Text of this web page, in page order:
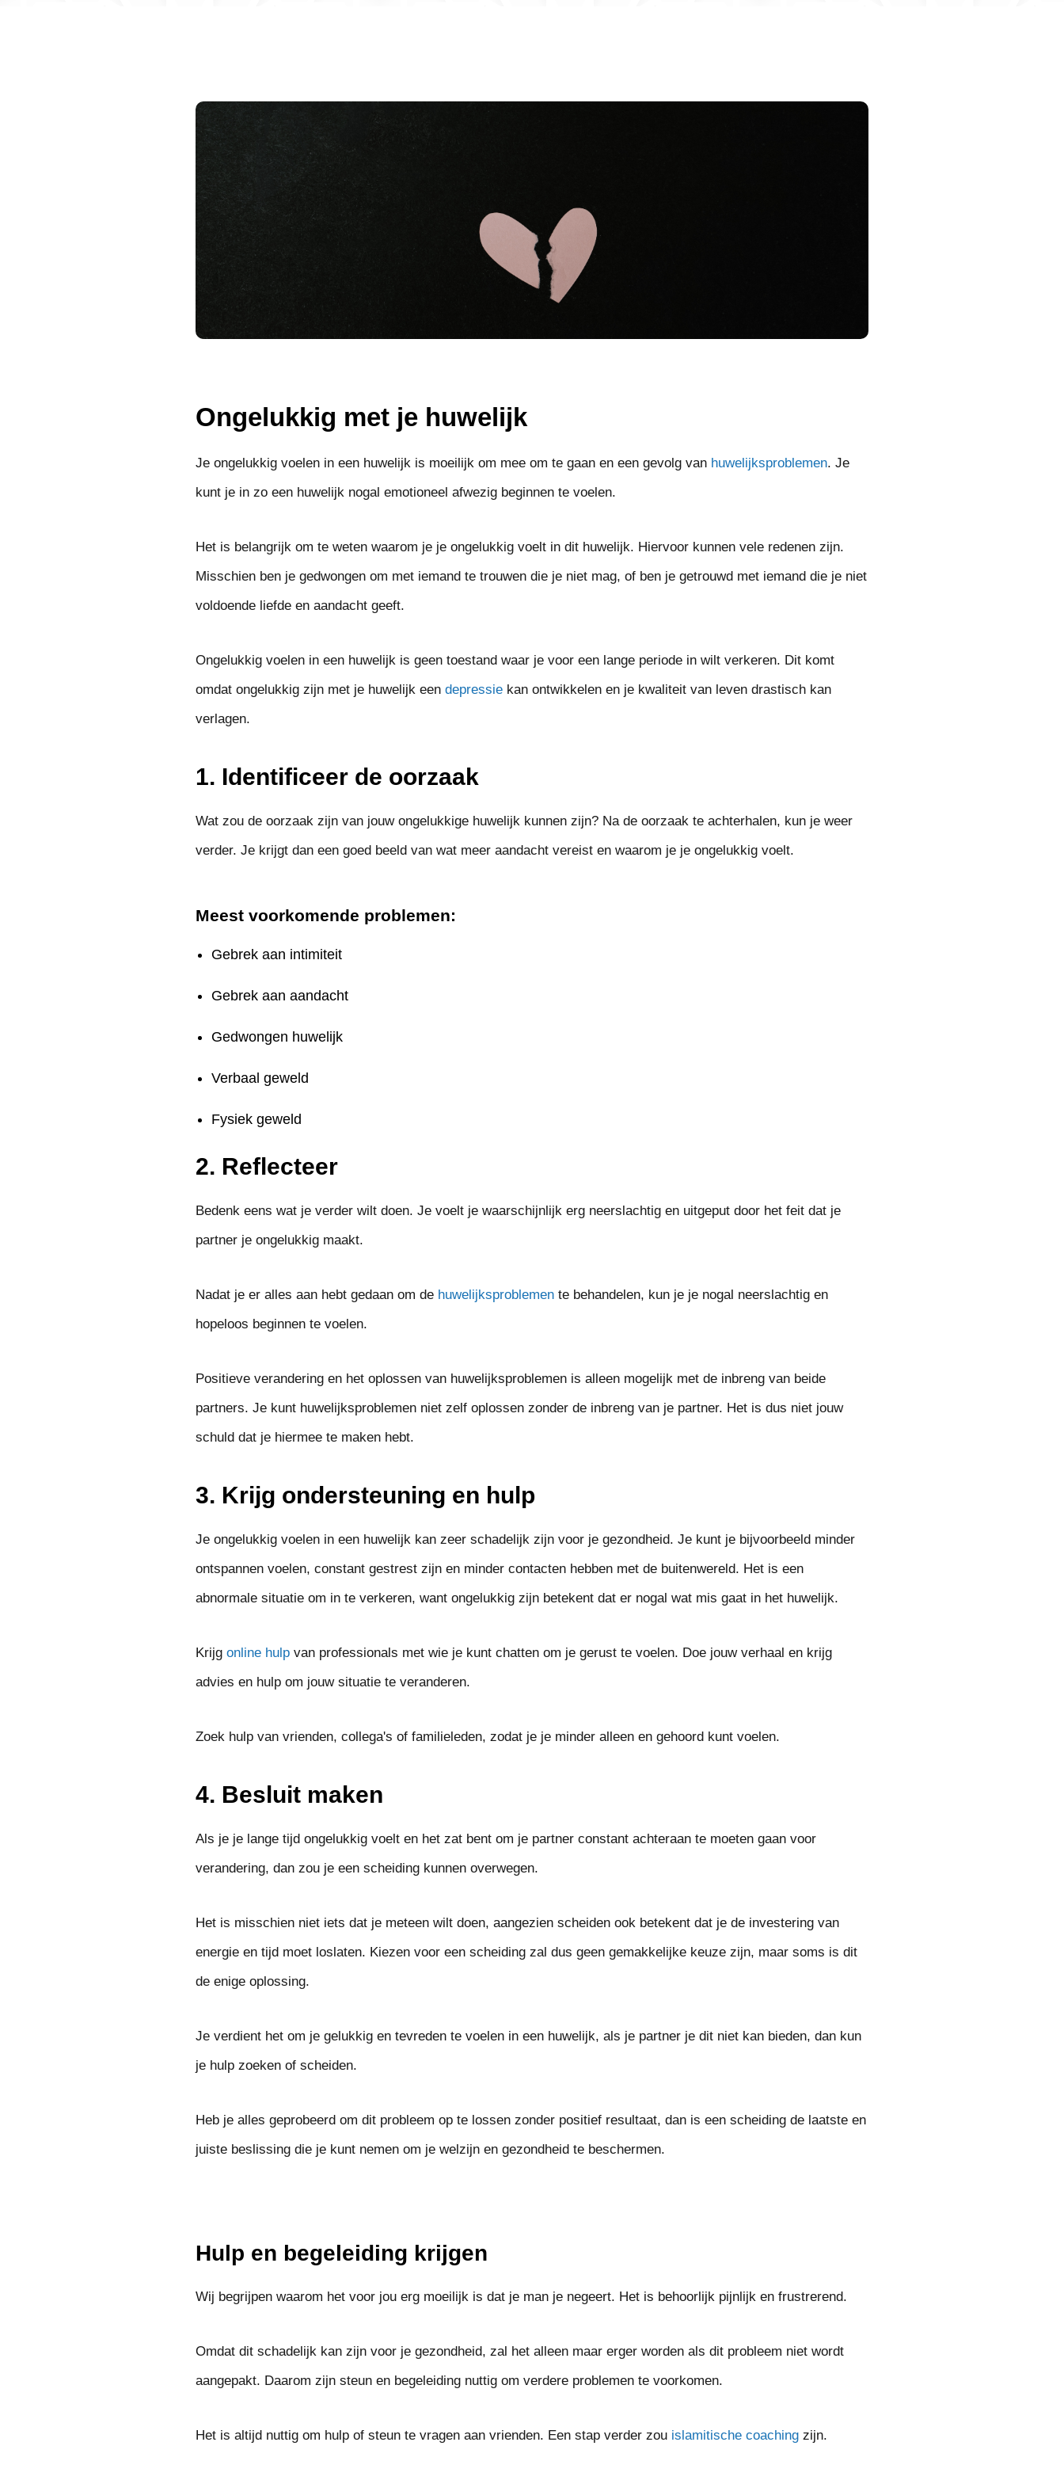
Ongelukkig met je huwelijk
Je ongelukkig voelen in een huwelijk is moeilijk om mee om te gaan en een gevolg van huwelijksproblemen. Je
kunt je in zo een huwelijk nogal emotioneel afwezig beginnen te voelen.
Het is belangrijk om te weten waarom je je ongelukkig voelt in dit huwelijk. Hiervoor kunnen vele redenen zijn.
Misschien ben je gedwongen om met iemand te trouwen die je niet mag, of ben je getrouwd met iemand die je niet
voldoende liefde en aandacht geeft.
Ongelukkig voelen in een huwelijk is geen toestand waar je voor een lange periode in wilt verkeren. Dit komt
omdat ongelukkig zijn met je huwelijk een depressie kan ontwikkelen en je kwaliteit van leven drastisch kan
verlagen.
1. Identificeer de oorzaak
Wat zou de oorzaak zijn van jouw ongelukkige huwelijk kunnen zijn? Na de oorzaak te achterhalen, kun je weer
verder. Je krijgt dan een goed beeld van wat meer aandacht vereist en waarom je je ongelukkig voelt.
Meest voorkomende problemen:
Gebrek aan intimiteit
Gebrek aan aandacht
Gedwongen huwelijk
Verbaal geweld
Fysiek geweld
2. Reflecteer
Bedenk eens wat je verder wilt doen. Je voelt je waarschijnlijk erg neerslachtig en uitgeput door het feit dat je
partner je ongelukkig maakt.
Nadat je er alles aan hebt gedaan om de huwelijksproblemen te behandelen, kun je je nogal neerslachtig en
hopeloos beginnen te voelen.
Positieve verandering en het oplossen van huwelijksproblemen is alleen mogelijk met de inbreng van beide
partners. Je kunt huwelijksproblemen niet zelf oplossen zonder de inbreng van je partner. Het is dus niet jouw
schuld dat je hiermee te maken hebt.
3. Krijg ondersteuning en hulp
Je ongelukkig voelen in een huwelijk kan zeer schadelijk zijn voor je gezondheid. Je kunt je bijvoorbeeld minder
ontspannen voelen, constant gestrest zijn en minder contacten hebben met de buitenwereld. Het is een
abnormale situatie om in te verkeren, want ongelukkig zijn betekent dat er nogal wat mis gaat in het huwelijk.
Krijg online hulp van professionals met wie je kunt chatten om je gerust te voelen. Doe jouw verhaal en krijg
advies en hulp om jouw situatie te veranderen.
Zoek hulp van vrienden, collega's of familieleden, zodat je je minder alleen en gehoord kunt voelen.
4. Besluit maken
Als je je lange tijd ongelukkig voelt en het zat bent om je partner constant achteraan te moeten gaan voor
verandering, dan zou je een scheiding kunnen overwegen.
Het is misschien niet iets dat je meteen wilt doen, aangezien scheiden ook betekent dat je de investering van
energie en tijd moet loslaten. Kiezen voor een scheiding zal dus geen gemakkelijke keuze zijn, maar soms is dit
de enige oplossing.
Je verdient het om je gelukkig en tevreden te voelen in een huwelijk, als je partner je dit niet kan bieden, dan kun
je hulp zoeken of scheiden.
Heb je alles geprobeerd om dit probleem op te lossen zonder positief resultaat, dan is een scheiding de laatste en
juiste beslissing die je kunt nemen om je welzijn en gezondheid te beschermen.
Hulp en begeleiding krijgen
Wij begrijpen waarom het voor jou erg moeilijk is dat je man je negeert. Het is behoorlijk pijnlijk en frustrerend.
Omdat dit schadelijk kan zijn voor je gezondheid, zal het alleen maar erger worden als dit probleem niet wordt
aangepakt. Daarom zijn steun en begeleiding nuttig om verdere problemen te voorkomen.
Het is altijd nuttig om hulp of steun te vragen aan vrienden. Een stap verder zou islamitische coaching zijn.